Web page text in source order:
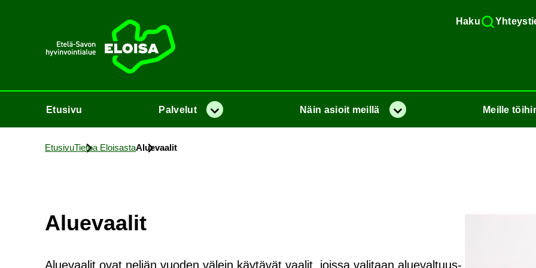
Haku
Etusi­vu
Etusi­vu Pal­ve­lut Va­lik­ko Näin asioit meil­lä Va­lik­ko Meil­le
Etusi­vuTie­toa Eloi­sas­taAlue­vaa­lit
Alue­vaa­lit
Alue­vaa­lit ovat nel­jän vuo­den vä­lein käy­tä­vät vaa­lit, jois­sa va­li­taan alue­val­tuus­